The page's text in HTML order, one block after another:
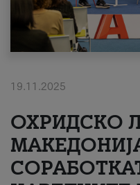
Поддршка
Надополни кредит
#ПодобарОнлајн
19.11.2025
ОХРИДСКО